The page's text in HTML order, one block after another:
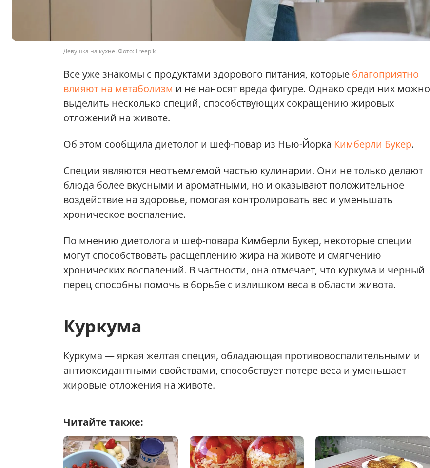
Девушка на кухне. Фото: Freepik
Все уже знакомы с продуктами здорового питания, которые благоприятно
влияют на метаболизм и не наносят вреда фигуре. Однако среди них можно
выделить несколько специй, способствующих сокращению жировых
отложений на животе.
Об этом сообщила диетолог и шеф-повар из Нью-Йорка Кимберли Букер.
Специи являются неотъемлемой частью кулинарии. Они не только делают
блюда более вкусными и ароматными, но и оказывают положительное
воздействие на здоровье, помогая контролировать вес и уменьшать
хроническое воспаление.
По мнению диетолога и шеф-повара Кимберли Букер, некоторые специи
могут способствовать расщеплению жира на животе и смягчению
хронических воспалений. В частности, она отмечает, что куркума и черный
перец способны помочь в борьбе с излишком веса в области живота.
Куркума
Куркума — яркая желтая специя, обладающая противовоспалительными и
антиоксидантными свойствами, способствует потере веса и уменьшает
жировые отложения на животе.
Читайте также: